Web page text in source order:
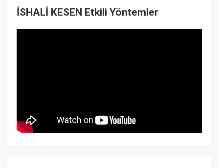
İSHALİ KESEN Etkili Yöntemler